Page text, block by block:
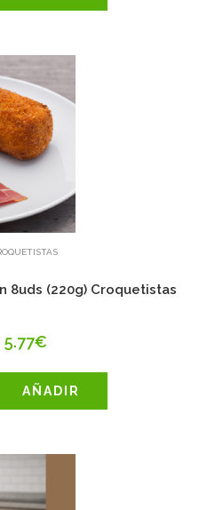
8uds (220g) Croquetistas
5.77€
AÑADIR